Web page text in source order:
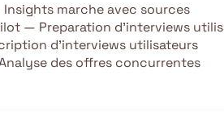
Insights marche avec sources
— Preparation d’interviews
d’interviews utilisateurs
des offres concurrentes